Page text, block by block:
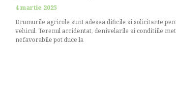
4 martie 2025
Drumurile agricole sunt adesea dificile si solicitante
vehicul. Terenul accidentat, denivelarile si conditiile
nefavorabile pot duce la